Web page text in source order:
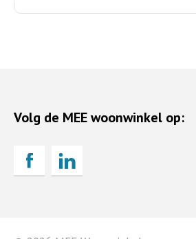
Volg de MEE woonwinkel op: